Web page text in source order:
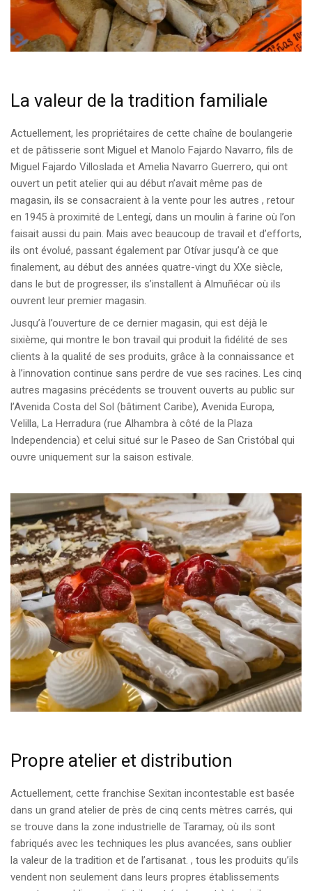
La valeur de la tradition familiale
Actuellement, les propriétaires de cette chaîne de boulangerie
et de pâtisserie sont Miguel et Manolo Fajardo Navarro, fils de
Miguel Fajardo Villoslada et Amelia Navarro Guerrero, qui ont
ouvert un petit atelier qui au début n’avait même pas de
magasin, ils se consacraient à la vente pour les autres , retour
en 1945 à proximité de Lentegí, dans un moulin à farine où l’on
faisait aussi du pain. Mais avec beaucoup de travail et d’efforts,
ils ont évolué, passant également par Otívar jusqu’à ce que
finalement, au début des années quatre-vingt du XXe siècle,
dans le but de progresser, ils s’installent à Almuñécar où ils
ouvrent leur premier magasin.
Jusqu’à l’ouverture de ce dernier magasin, qui est déjà le
sixième, qui montre le bon travail qui produit la fidélité de ses
clients à la qualité de ses produits, grâce à la connaissance et
à l’innovation continue sans perdre de vue ses racines. Les cinq
autres magasins précédents se trouvent ouverts au public sur
l’Avenida Costa del Sol (bâtiment Caribe), Avenida Europa,
Velilla, La Herradura (rue Alhambra à côté de la Plaza
Independencia) et celui situé sur le Paseo de San Cristóbal qui
ouvre uniquement sur la saison estivale.
Propre atelier et distribution
Actuellement, cette franchise Sexitan incontestable est basée
dans un grand atelier de près de cinq cents mètres carrés, qui
se trouve dans la zone industrielle de Taramay, où ils sont
fabriqués avec les techniques les plus avancées, sans oublier
la valeur de la tradition et de l’artisanat. , tous les produits qu’ils
vendent non seulement dans leurs propres établissements